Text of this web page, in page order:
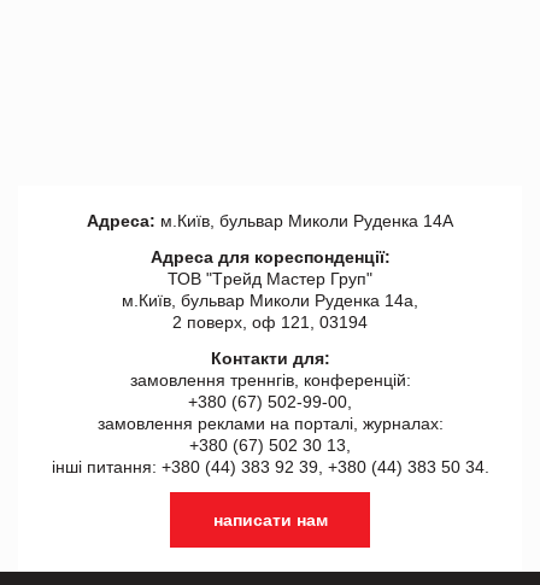
Адреса: м.Київ, бульвар Миколи Руденка 14А
Адреса для кореспонденції:
ТОВ "Tрейд Мастер Груп"
м.Київ, бульвар Миколи Руденка 14а,
2 поверх, оф 121, 03194
Контакти для:
замовлення треннгів, конференцій:
+380 (67) 502-99-00,
замовлення реклами на порталі, журналах:
+380 (67) 502 30 13,
інші питання: +380 (44) 383 92 39, +380 (44) 383 50 34.
написати нам